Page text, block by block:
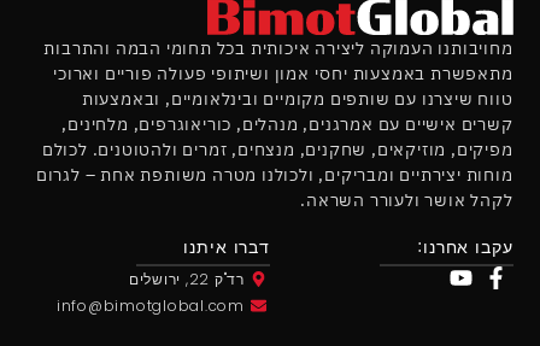
מחויבותנו העמוקה ליצירה איכותית בכל תחומי הבמה והתרבות
מתאפשרת באמצעות יחסי אמון ושיתופי פעולה פוריים וארוכי
טווח שיצרנו עם שותפים מקומיים ובינלאומיים, ובאמצעות
קשרים אישיים עם אמרגנים, מנהלים, כוריאוגרפים, מלחינים,
מפיקים, מוזיקאים, שחקנים, מנצחים, זמרים ולהטוטנים. לכולם
מוחות יצירתיים ומבריקים, ולכולנו מטרה משותפת אחת – לגרום
לקהל אושר ולעורר השראה.
עקבו אחרנו: דברו איתנו
רד"ק 22, ירושלים
info@bimotglobal.com